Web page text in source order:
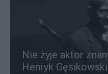
Nie żyje aktor
Henryk